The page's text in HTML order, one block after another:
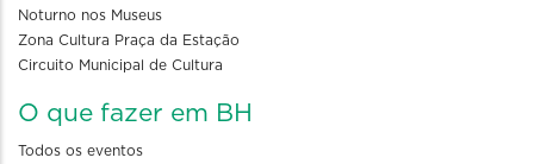
Noturno nos Museus
Zona Cultura Praça da Estação
Circuito Municipal de Cultura
O que fazer em BH
Todos os eventos